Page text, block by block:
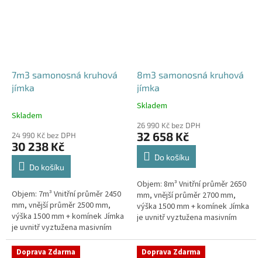
7m3 samonosná kruhová
jímka
Skladem
24 990 Kč bez DPH
30 238 Kč
Do košíku
Objem: 7m³ Vnitřní průměr 2450
mm, vnější průměr 2500 mm,
výška 1500 mm + komínek Jímka
je uvnitř vyztužena masivním
žebrováním pro garanci její
samonosnosti.Kvalitní, pevná...
8m3 samonosná kruhová
jímka
Průměrné
produktu
je
5,0
hvězdiček.
Skladem
26 990 Kč bez DPH
32 658 Kč
Do košíku
Objem: 8m³ Vnitřní průměr 2650
mm, vnější průměr 2700 mm,
výška 1500 mm + komínek Jímka
je uvnitř vyztužena masivním
samonosnosti.Kvalitní, pevná...
Doprava Zdarma Doprava Zdarma